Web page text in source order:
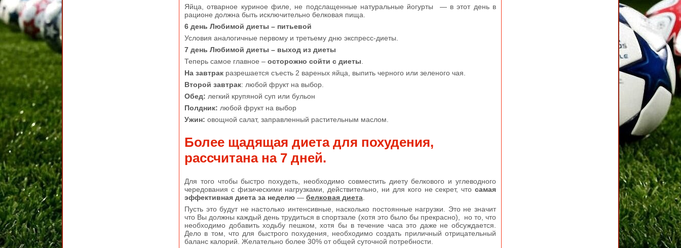
Яйца, отварное куриное филе, не подслащенные натуральные йогурты — в этот день в
рационе должна быть исключительно белковая пища.
6 день Любимой диеты – питьевой
Условия аналогичные первому и третьему дню экспресс-диеты.
7 день Любимой диеты – выход из диеты
Теперь самое главное – осторожно сойти с диеты.
На завтрак разрешается съесть 2 вареных яйца, выпить черного или зеленого чая.
Второй завтрак: любой фрукт на выбор.
Обед: легкий крупяной суп или бульон
Полдник: любой фрукт на выбор
Ужин: овощной салат, заправленный растительным маслом.
Более щадящая диета для похудения,
рассчитана на 7 дней.
Для того чтобы быстро похудеть, необходимо совместить диету белкового и углеводного
чередования с физическими нагрузками, действительно, ни для кого не секрет, что самая
эффективная диета за неделю — белковая диета
Пусть это будут не настолько интенсивные, насколько постоянные нагрузки. Это не значит
что Вы должны каждый день трудиться в спортзале (хотя это было бы прекрасно), но то, что
необходимо добавить ходьбу пешком, хотя бы в течение часа это даже не обсуждается.
Дело в том, что для быстрого похудения, необходимо создать приличный отрицательный
баланс калорий. Желательно более 30% от общей суточной потребности.